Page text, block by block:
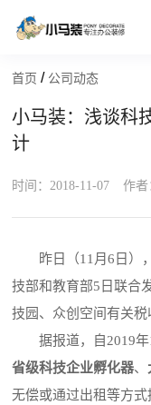
首页 / 公司动态
小马装：浅谈科
计
时间：2018-11-07 作者
昨日（11月6日）
技部和教育部5日联合
技园、众创空间有关税
据报道，自2019
省级科技企业孵化器、
无偿或通过出租等方